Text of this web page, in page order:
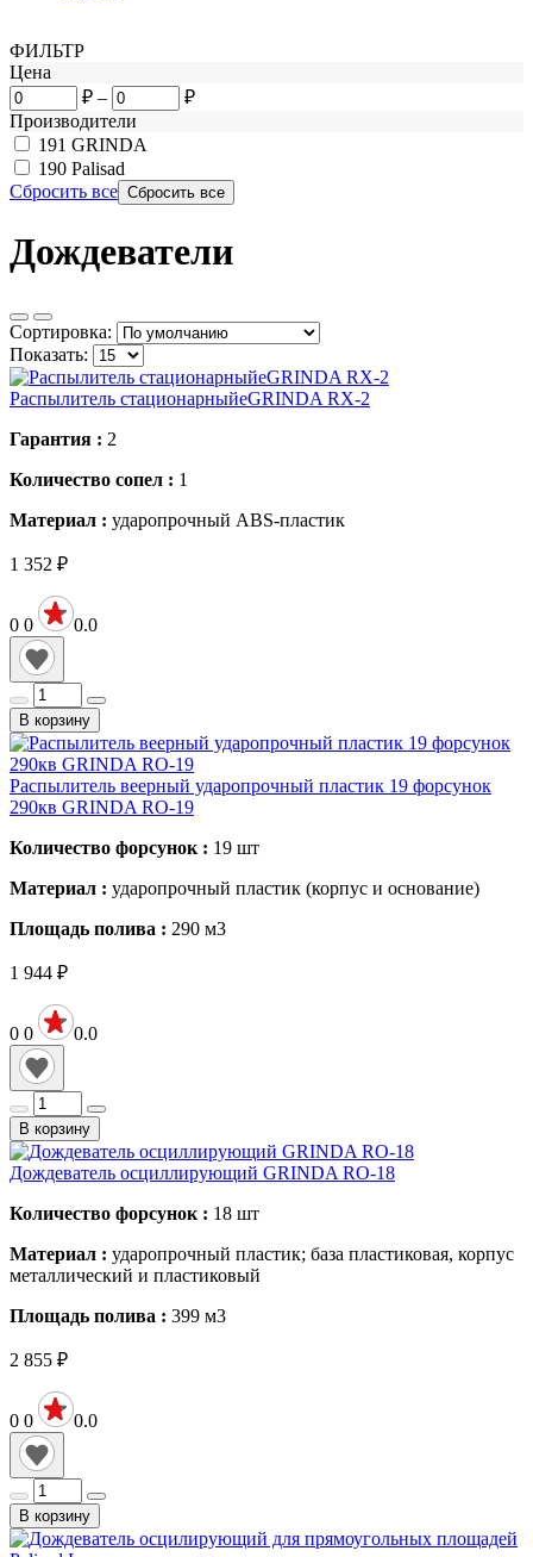
ФИЛЬТР
Цена
₽ –
₽
Производители
191 GRINDA
190 Palisad
Сбросить все
Дождеватели
Сортировка:
Показать:
Распылитель стационарныйеGRINDA RX-2
Гарантия : 2
Количество сопел : 1
Материал : ударопрочный ABS-пластик
1 352 ₽
0 0 0.0
В корзину
Распылитель веерный ударопрочный пластик 19 форсунок
290кв GRINDA RO-19
Количество форсунок : 19 шт
Материал : ударопрочный пластик (корпус и основание)
Площадь полива : 290 м3
1 944 ₽
0 0 0.0
В корзину
Дождеватель осциллирующий GRINDA RO-18
Количество форсунок : 18 шт
Материал : ударопрочный пластик; база пластиковая, корпус
металлический и пластиковый
Площадь полива : 399 м3
2 855 ₽
0 0 0.0
В корзину